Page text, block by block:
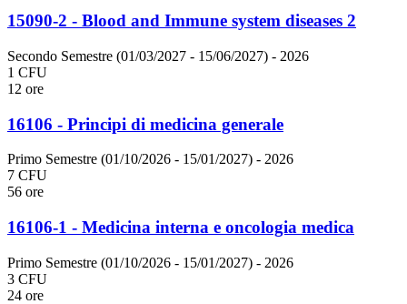
15090-2 - Blood and Immune system diseases 2
Secondo Semestre (01/03/2027 - 15/06/2027) - 2026
1 CFU
12 ore
16106 - Principi di medicina generale
Primo Semestre (01/10/2026 - 15/01/2027) - 2026
7 CFU
56 ore
16106-1 - Medicina interna e oncologia medica
Primo Semestre (01/10/2026 - 15/01/2027) - 2026
3 CFU
24 ore